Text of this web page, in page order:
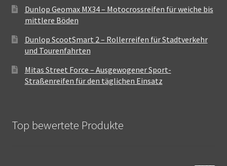
Dunlop Geomax MX34 – Motocrossreifen für weiche bis
mittlere Böden
Dunlop ScootSmart 2 – Rollerreifen für Stadtverkehr
und Tourenfahrten
Mitas Street Force – Ausgewogener Sport-
Straßenreifen für den täglichen Einsatz
Top bewertete Produkte